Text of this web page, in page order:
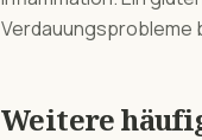
Verdauungsprobleme
Weitere